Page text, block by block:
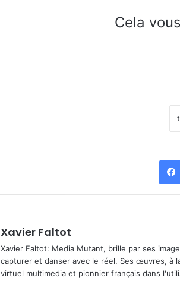
Cela
Xavier Faltot
Xavier Faltot: Media Mutant, brille par ses
capturer et danser avec le réel. Ses œuvres, à
virtuel multimedia et pionnier français dans